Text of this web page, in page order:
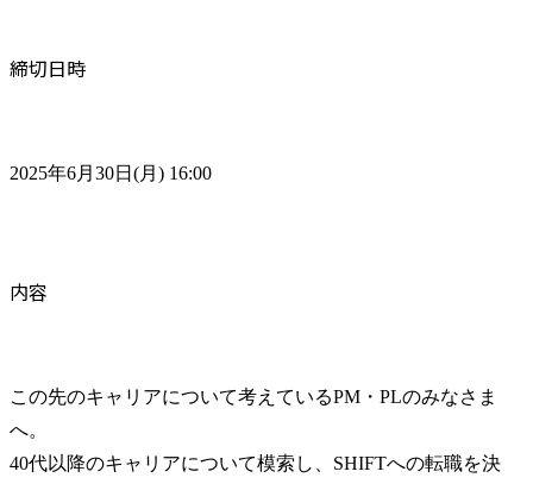
締切日時
2025年6月30日(月) 16:00
内容
この先のキャリアについて考えているPM・PLのみなさま
へ。
40代以降のキャリアについて模索し、SHIFTへの転職を決